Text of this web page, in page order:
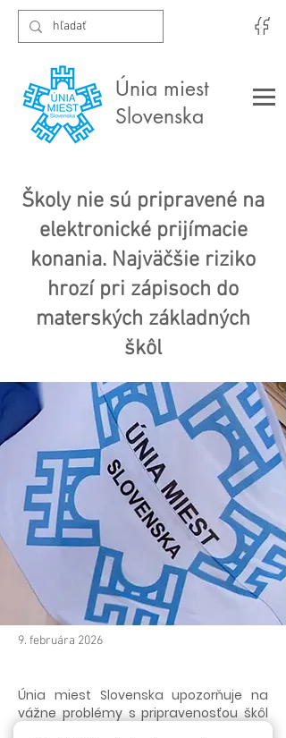
Únia miest
Slovenska
9. februára 2026
Únia miest Slovenska upozorňuje na
vážne problémy s pripravenosťou škôl
Školy nie sú pripravené na
elektronické prijímacie
konania. Najväčšie riziko
hrozí pri zápisoch do
materských základných
škôl